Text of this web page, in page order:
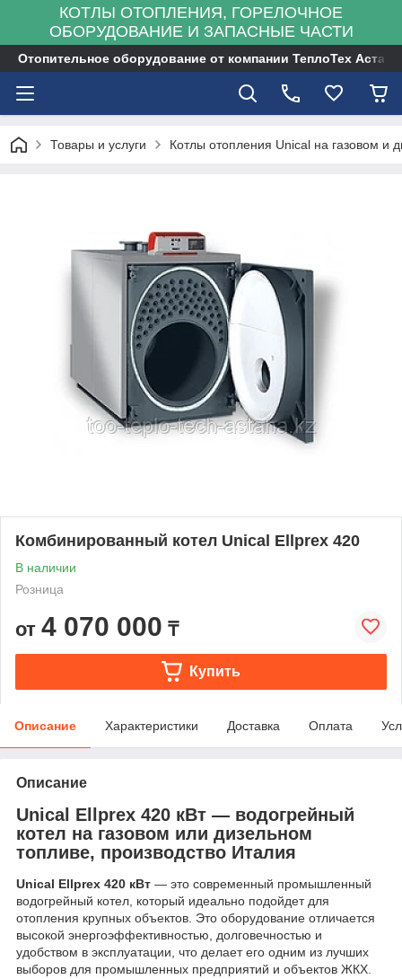
КОТЛЫ ОТОПЛЕНИЯ, ГОРЕЛОЧНОЕ
ОБОРУДОВАНИЕ И ЗАПАСНЫЕ ЧАСТИ
Отопительное оборудование от компании ТеплоТех Астана
Товары и услуги Котлы отопления Unical на газовом и
Комбинированный котел Unical Ellprex 420
В наличии
Розница
от 4 070 000 ₸
Купить
Описание Характеристики Доставка Оплата
Описание
Unical Ellprex 420 кВт — водогрейный
котел на газовом или дизельном
топливе, производство Италия
Unical Ellprex 420 кВт — это современный промышленный
водогрейный котел, который идеально подойдет для
отопления крупных объектов. Это оборудование отличается
высокой энергоэффективностью, долговечностью и
удобством в эксплуатации, что делает его одним из лучших
выборов для промышленных предприятий и объектов ЖКХ.